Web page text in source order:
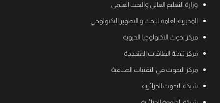
وزارة التعليم العالي والبحث العلمي
المديرية العامة للبحث و التطوير التكنولوجي
مركز بحوث التكنولوجيا الحيوية
مركز تنمية الطاقات المتجددة
مركز البحوث في التقنيات الصناعية
شبكة البحوث الجزائرية